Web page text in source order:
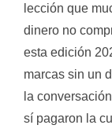
lección que
dinero no
esta edición
marcas sin un
la
sí pagaron la